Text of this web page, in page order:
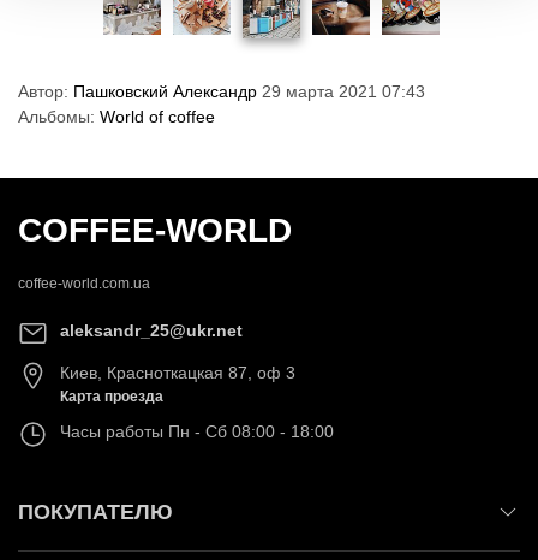
Автор: Пашковский Александр 29 марта 2021 07:43
Альбомы: World of coffee
COFFEE-WORLD
coffee-world.com.ua
aleksandr_25@ukr.net
Киев, Красноткацкая 87, оф 3
Карта проезда
Часы работы Пн - Сб 08:00 - 18:00
ПОКУПАТЕЛЮ